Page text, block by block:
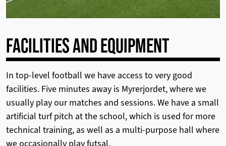
FACILITIES AND EQUIPMENT
In top-level football we have access to very good
facilities. Five minutes away is Myrerjordet, where we
usually play our matches and sessions. We have a small
artificial turf pitch at the school, which is used for more
technical training, as well as a multi-purpose hall where
we occasionally play futsal.